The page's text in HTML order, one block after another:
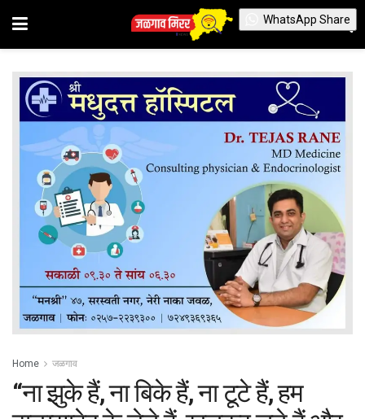
Home जळगाव
“ना झुके हैं, ना बिके हैं, ना टूटे हैं, हम
WhatsApp Share